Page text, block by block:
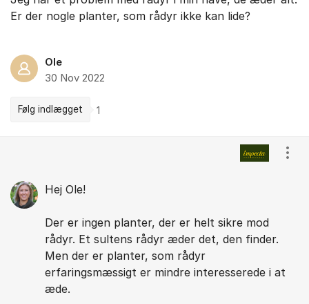
Er der nogle planter, som rådyr ikke kan lide?
Ole
30 Nov 2022
Følg indlægget 1
Hej Ole!
Der er ingen planter, der er helt sikre mod
rådyr. Et sultens rådyr æder det, den finder.
Men der er planter, som rådyr
erfaringsmæssigt er mindre interesserede i at
æde.
Vis/